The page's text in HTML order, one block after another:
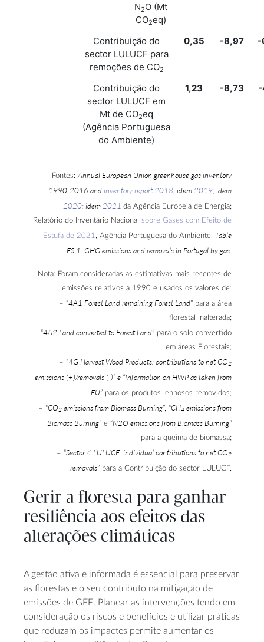
N2O (Mt
CO2eq)
Contribuição do
sector LULUCF para
remoções de CO2
0,35 -8,97 -
Contribuição do
sector LULUCF em
Mt de CO2eq
(Agência Portuguesa
do Ambiente)
1,23 -8,73 -
Fontes:Annual European Union greenhouse gas inventory
1990-2016 and inventory report 2018 , idem 2019; idem
2020; idem 2021 da Agência Europeia de Energia;
Relatório do Inventário Nacional sobre Gases com Efeito de
Estufa de 2021, Agência Portuguesa do Ambiente, Table
ES.1: GHG emissions and removals in Portugal by gas.
Nota: Foram consideradas as estimativas mais recentes de
emissões relativos a 1990 e usados os valores de:
– “4A1 Forest Land remaining Forest Land” para a área
florestal inalterada;
– “4A2 Land converted to Forest Land” para o solo convertido
em áreas Florestais;
– “4G Harvest Wood Products: contributions to net CO2
emissions (+)/removals (-)” e “Information on HWP as taken from
EU” para os produtos lenhosos removidos;
– “CO2 emissions from Biomass Burning”, “CH4 emissions from
Biomass Burning” e “N2O emissions from Biomass Burning”
para a queima de biomassa;
– “Sector 4 LULUCF: individual contributions to net CO2
removals” para a Contribuição do sector LULUCF.
Gerir a floresta para ganhar
resiliência aos efeitos das
alterações climáticas
A gestão ativa e informada é essencial para preservar
as florestas e o seu contributo na mitigação de
emissões de GEE. Planear as intervenções tendo em
consideração os riscos e benefícios e utilizar práticas
que reduzam os impactes permite aumentar os